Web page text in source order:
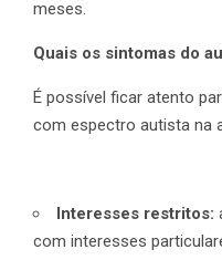
meses.
Quais os sintomas do
É possível ficar atento
com espectro autista na
Interesses restritos:
com interesses